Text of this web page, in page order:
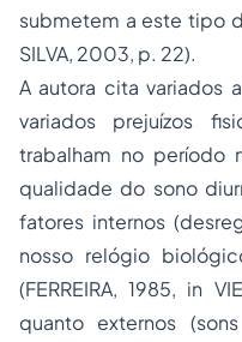
submetem a este tipo
SILVA, 2003, p. 22).
A autora cita variados
variados prejuízos
trabalham no período
qualidade do sono
fatores internos
nosso relógio
(FERREIRA, 1985, in
quanto externos